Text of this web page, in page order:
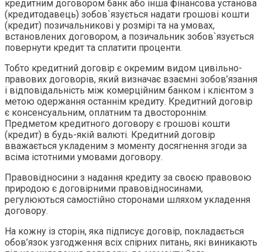
кредитним договором банк або інша фінансова установа
(кредитодавець) зобов`язується надати грошові кошти
(кредит) позичальникові у розмірі та на умовах,
встановлених договором, а позичальник зобов`язується
повернути кредит та сплатити проценти.
Тобто кредитний договір є окремим видом цивільно-
правових договорів, який визначає взаємні зобов’язання
і відповідальність між комерційним банком і клієнтом з
метою одержання останнім кредиту. Кредитний договір
є консенсуальним, оплатним та двостороннім.
Предметом кредитного договору є грошові кошти
(кредит) в будь-якій валюті. Кредитний договір
вважається укладеним з моменту досягнення згоди за
всіма істотними умовами договору.
Правовідносини з надання кредиту за своєю правовою
природою є договірними правовідносинами,
регулюються самостійно сторонами шляхом укладення
договору.
На кожну із сторін, яка підписує договір, покладається
обов’язок узгодження всіх спірних питань, які виникають